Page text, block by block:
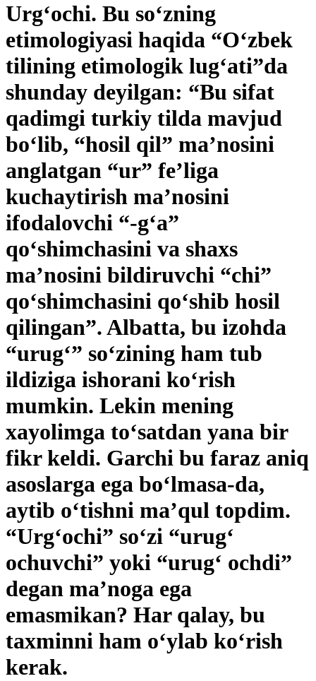
Urg‘ochi. Bu so‘zning
etimologiyasi haqida “O‘zbek
tilining etimologik lug‘ati”da
shunday deyilgan: “Bu sifat
qadimgi turkiy tilda mavjud
bo‘lib, “hosil qil” ma’nosini
anglatgan “ur” fe’liga
kuchaytirish ma’nosini
ifodalovchi “-g‘a”
qo‘shimchasini va shaxs
ma’nosini bildiruvchi “chi”
qo‘shimchasini qo‘shib hosil
qilingan”. Albatta, bu izohda
“urug‘” so‘zining ham tub
ildiziga ishorani ko‘rish
mumkin. Lekin mening
xayolimga to‘satdan yana bir
fikr keldi. Garchi bu faraz aniq
asoslarga ega bo‘lmasa-da,
aytib o‘tishni ma’qul topdim.
“Urg‘ochi” so‘zi “urug‘
ochuvchi” yoki “urug‘ ochdi”
degan ma’noga ega
emasmikan? Har qalay, bu
taxminni ham o‘ylab ko‘rish
kerak.